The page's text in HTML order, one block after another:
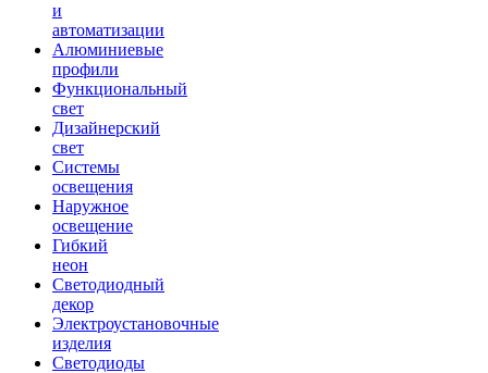
и
автоматизации
Алюминиевые
профили
Функциональный
свет
Дизайнерский
свет
Системы
освещения
Наружное
освещение
Гибкий
неон
Светодиодный
декор
Электроустановочные
изделия
Светодиоды